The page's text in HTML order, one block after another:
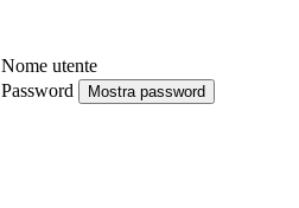
Nome utente
Password
Mostra password